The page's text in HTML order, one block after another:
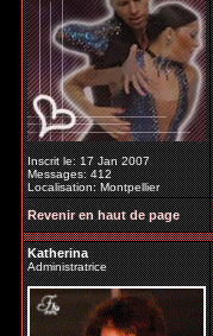
Inscrit le: 17 Jan 2007
Messages: 412
Localisation: Montpellier
Revenir en haut de page
Katherina
Administratrice